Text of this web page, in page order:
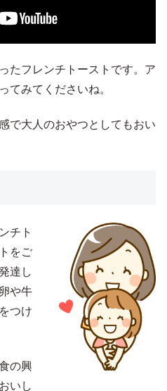
たフレンチトーストです。ア
てみてくださいね。
で大人のおやつとしてもおい
チト
をご
達し
や牛
つけ
の興
いし